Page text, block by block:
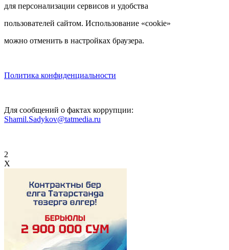
для персонализации сервисов и удобства
пользователей сайтом. Использование «cookie»
можно отменить в настройках браузера.
Политика конфиденциальности
Для сообщений о фактах коррупции:
Shamil.Sadykov@tatmedia.ru
2
X